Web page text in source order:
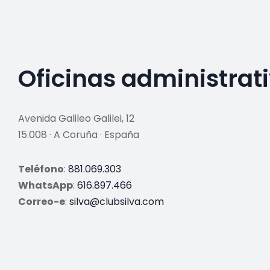
Oficinas
Avenida Galileo Galilei, 12
15.008 · A Coruña · España
Teléfono: 881.069.303
WhatsApp: 616.897.466
Correo-e: silva@clubsilva.com